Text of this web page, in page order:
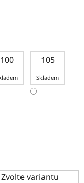
100 105
Skladem
Zvolte variantu